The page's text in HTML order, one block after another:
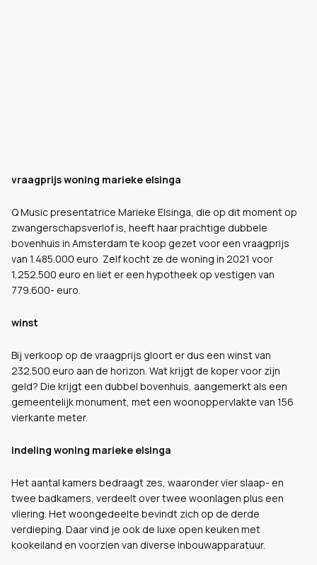
vraagprijs woning marieke elsinga
Q Music presentatrice Marieke Elsinga, die op dit moment op
zwangerschapsverlof is, heeft haar prachtige dubbele
bovenhuis in Amsterdam te koop gezet voor een vraagprijs
van 1.485.000 euro Zelf kocht ze de woning in 2021 voor
1,252.500 euro en liet er een hypotheek op vestigen van
779.600- euro.
winst
Bij verkoop op de vraagprijs gloort er dus een winst van
232.500 euro aan de horizon. Wat krijgt de koper voor zijn
geld? Die krijgt een dubbel bovenhuis, aangemerkt als een
gemeentelijk monument, met een woonoppervlakte van 156
vierkante meter.
indeling woning marieke elsinga
Het aantal kamers bedraagt zes, waaronder vier slaap- en
twee badkamers, verdeelt over twee woonlagen plus een
vliering. Het woongedeelte bevindt zich op de derde
verdieping. Daar vind je ook de luxe open keuken met
kookeiland en voorzien van diverse inbouwapparatuur.